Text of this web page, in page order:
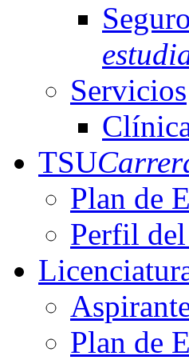
Servicios
TSU
Plan de
Perfil
Plan de